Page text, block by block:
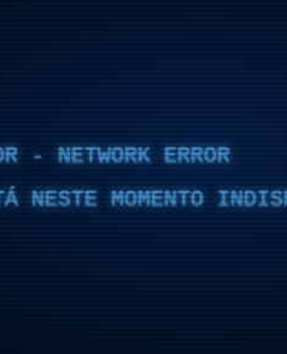
- NETWORK ERROR
NESTE MOMENTO